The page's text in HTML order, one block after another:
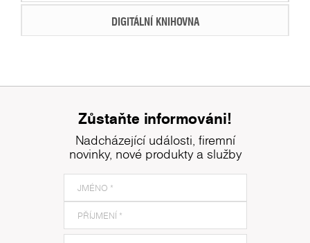
DIGITÁLNÍ KNIHOVNA
Zůstaňte informováni!
Nadcházející události, firemní
novinky, nové produkty a služby